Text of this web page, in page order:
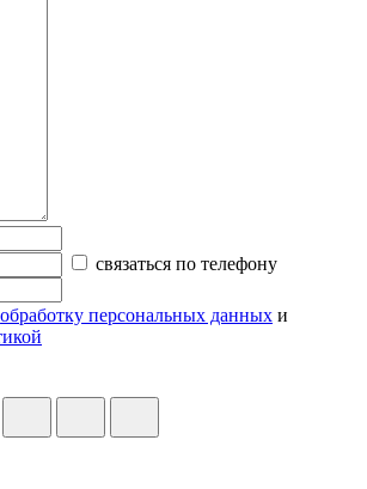
связаться по телефону
обработку персональных данных и